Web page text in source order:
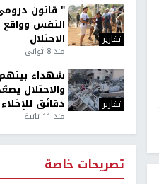
تقارير
" قانون
النفس
الاحتلال
منذ 8 ثواني
تقارير
شهداء
والاحتلال
دقائق للإخلاء
منذ 11 ثانية
تصريحات خاصة